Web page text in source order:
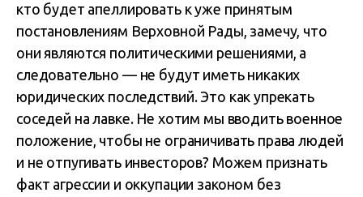
кто будет апеллировать к уже принятым
постановлениям Верховной Рады, замечу, что
они являются политическими решениями, а
следовательно — не будут иметь никаких
юридических последствий. Это как упрекать
соседей на лавке. Не хотим мы вводить военное
положение, чтобы не ограничивать права людей
и не отпугивать инвесторов? Можем признать
факт агрессии и оккупации законом без